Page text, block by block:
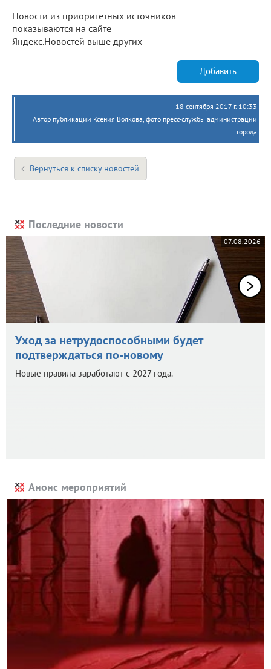
Новости из приоритетных источников
показываются на сайте
Яндекс.Новостей выше других
Добавить
18 сентября 2017 г. 10:33
Автор публикации Ксения Волкова, фото пресс-службы администрации
города
Вернуться к списку новостей
Последние новости
07.08.2026
Уход за нетрудоспособными будет
подтверждаться по-новому
Новые правила заработают с 2027 года.
Анонс мероприятий